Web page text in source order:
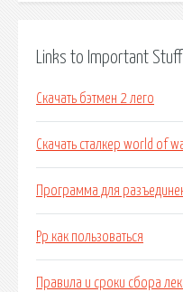
Links to Important Stuff
Скачать бэтмен 2 лего
Скачать сталкер world of
Программа для
Pp как пользоваться
Правила и сроки сбора